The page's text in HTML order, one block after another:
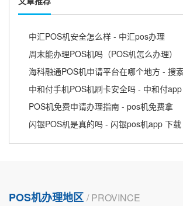
中汇POS机安全怎么样 - 中汇pos办理
周末能办理POS机吗（POS机怎么办理）
中和付手机POS机刷卡安全吗 - 中和付app
POS机免费申请办理指南 - pos机免费拿
闪银POS机是真的吗 - 闪银pos机app 下载
POS机办理地区 / PROVINCE